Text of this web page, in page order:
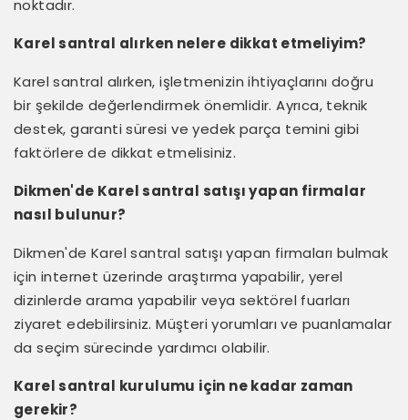
noktadır.
Karel santral alırken nelere dikkat etmeliyim?
Karel santral alırken, işletmenizin ihtiyaçlarını doğru
bir şekilde değerlendirmek önemlidir. Ayrıca, teknik
destek, garanti süresi ve yedek parça temini gibi
faktörlere de dikkat etmelisiniz.
Dikmen'de Karel santral satışı yapan firmalar
nasıl bulunur?
Dikmen'de Karel santral satışı yapan firmaları bulmak
için internet üzerinde araştırma yapabilir, yerel
dizinlerde arama yapabilir veya sektörel fuarları
ziyaret edebilirsiniz. Müşteri yorumları ve puanlamalar
da seçim sürecinde yardımcı olabilir.
Karel santral kurulumu için ne kadar zaman
gerekir?